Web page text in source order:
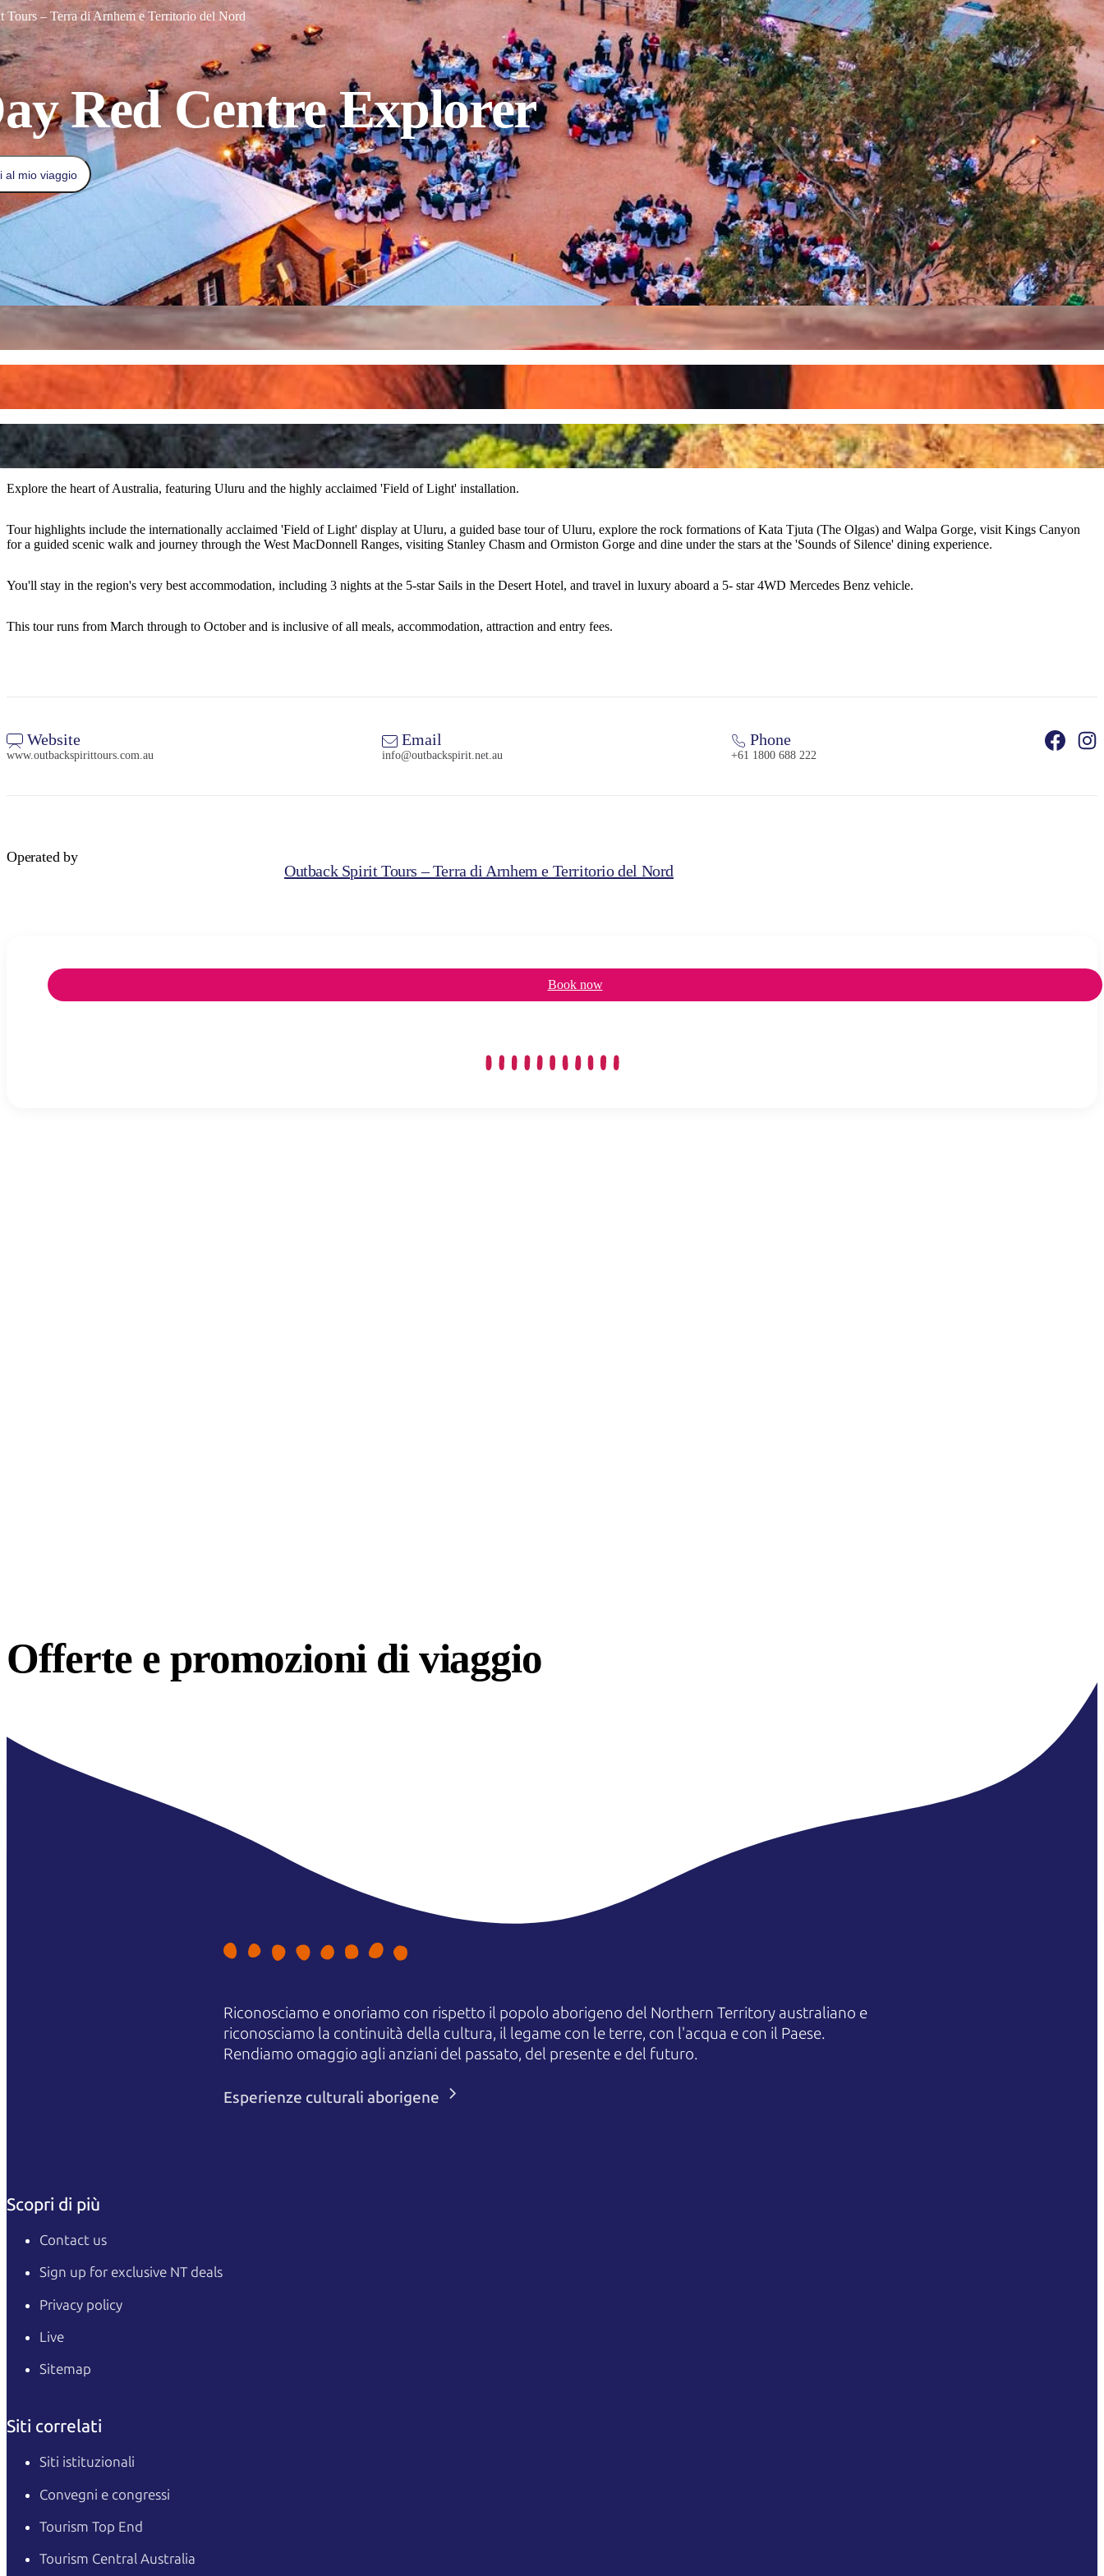
Tours – Terra di Arnhem e Territorio del Nord
Red Centre Explorer
al mio viaggio
Explore the heart of Australia, featuring Uluru and the highly acclaimed 'Field of Light' installation.
Tour highlights include the internationally acclaimed 'Field of Light' display at Uluru, a guided base tour of Uluru, explore the rock formations of Kata Tjuta (The Olgas) and Walpa Gorge, visit Kings Canyon
for a guided scenic walk and journey through the West MacDonnell Ranges, visiting Stanley Chasm and Ormiston Gorge and dine under the stars at the 'Sounds of Silence' dining experience.
You'll stay in the region's very best accommodation, including 3 nights at the 5-star Sails in the Desert Hotel, and travel in luxury aboard a 5- star 4WD Mercedes Benz vehicle.
This tour runs from March through to October and is inclusive of all meals, accommodation, attraction and entry fees.
Website
www.outbackspirittours.com.au
Email
info@outbackspirit.net.au
Phone
+61 1800 688 222
Operated by
Outback Spirit Tours – Terra di Arnhem e Territorio del Nord
Book now
Offerte e promozioni di viaggio
Riconosciamo e onoriamo con rispetto il popolo aborigeno del Northern Territory australiano e
riconosciamo la continuità della cultura, il legame con le terre, con l'acqua e con il Paese.
Rendiamo omaggio agli anziani del passato, del presente e del futuro.
Esperienze culturali aborigene
Scopri di più
Contact us
Sign up for exclusive NT deals
Privacy policy
Live
Sitemap
Siti correlati
Siti istituzionali
Convegni e congressi
Tourism Top End
Tourism Central Australia